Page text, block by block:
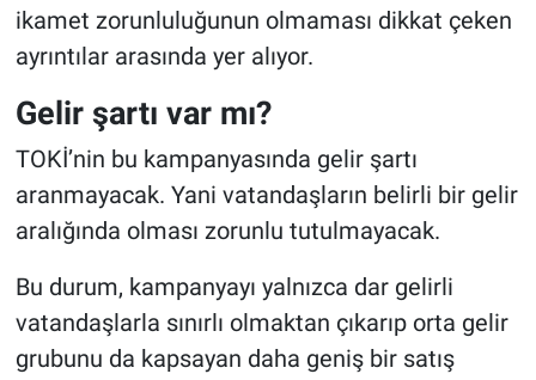
ikamet zorunluluğunun olmaması dikkat çeken
ayrıntılar arasında yer alıyor.
Gelir şartı var mı?
TOKİ’nin bu kampanyasında gelir şartı
aranmayacak. Yani vatandaşların belirli bir gelir
aralığında olması zorunlu tutulmayacak.
Bu durum, kampanyayı yalnızca dar gelirli
vatandaşlarla sınırlı olmaktan çıkarıp orta gelir
grubunu da kapsayan daha geniş bir satış